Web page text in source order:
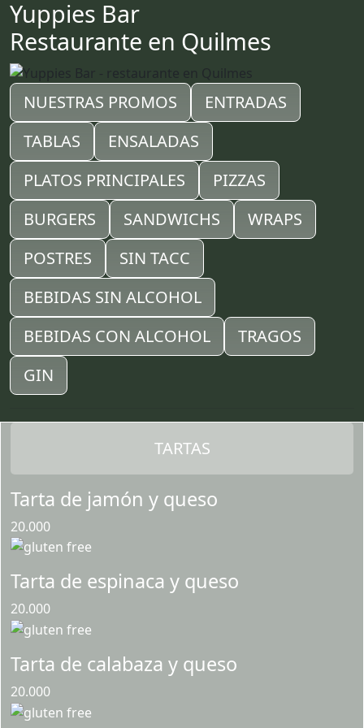
Yuppies Bar
Restaurante en Quilmes
NUESTRAS PROMOS
ENTRADAS
TABLAS
ENSALADAS
PLATOS PRINCIPALES
PIZZAS
BURGERS
SANDWICHS
WRAPS
POSTRES
SIN TACC
BEBIDAS SIN ALCOHOL
BEBIDAS CON ALCOHOL
TRAGOS
GIN
TARTAS
Tarta de jamón y queso
20.000
Tarta de espinaca y queso
20.000
Tarta de calabaza y queso
20.000